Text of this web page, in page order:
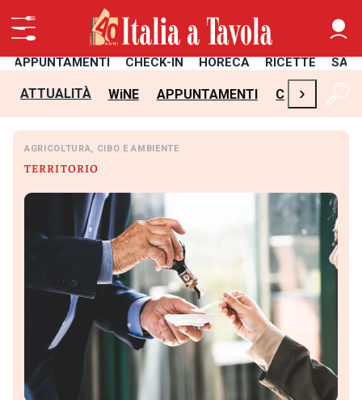
APPUNTAMENTI CHECK-IN HORECA RICETTE
ATTUALITÀ WiNE APPUNTAMENTI CHECK-IN
›
AGRICOLTURA, CIBO E AMBIENTE
TERRITORIO